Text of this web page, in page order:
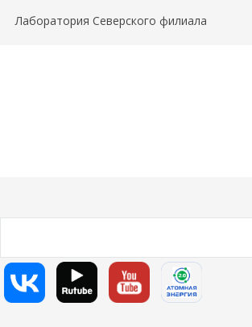
Лаборатория Северского филиала